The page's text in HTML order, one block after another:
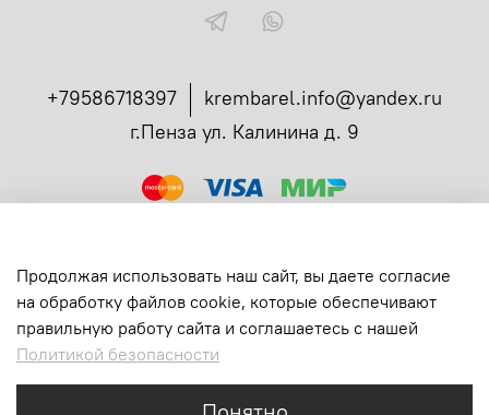
+79586718397
krembarel.info@yandex.ru
г.Пенза ул. Калинина д. 9
Вся продукция сертифицирована
Все права защищены
ИП Богданова Екатерина Ивановна
ИНН: 583710231147
ОГРНИП: 315583700003390
Продолжая использовать наш сайт, вы даете согласие
на обработку файлов cookie, которые обеспечивают
правильную работу сайта и соглашаетесь с нашей
Политикой безопасности